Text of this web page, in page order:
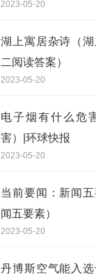
2023-05-20
湖上寓居杂诗（
二阅读答案）
2023-05-20
电子烟有什么危
害）|环球快报
2023-05-20
当前要闻：新闻
闻五要素）
2023-05-20
丹博斯空气能入